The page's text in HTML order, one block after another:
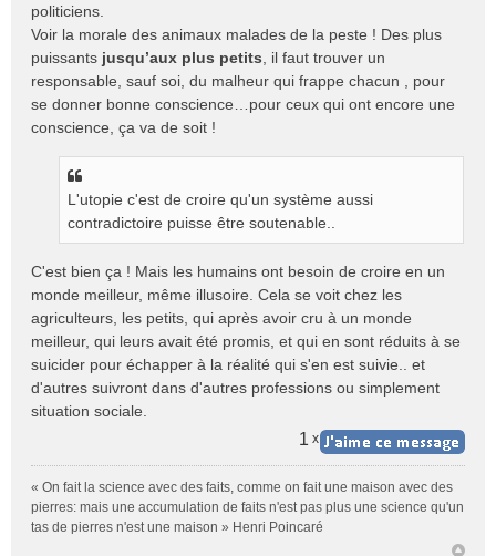
politiciens.
Voir la morale des animaux malades de la peste ! Des plus
puissants jusqu’aux plus petits , il faut trouver un
responsable, sauf soi, du malheur qui frappe chacun , pour
se donner bonne conscience…pour ceux qui ont encore une
conscience, ça va de soit !
L'utopie c'est de croire qu'un système aussi
contradictoire puisse être soutenable..
C'est bien ça ! Mais les humains ont besoin de croire en un
monde meilleur, même illusoire. Cela se voit chez les
agriculteurs, les petits, qui après avoir cru à un monde
meilleur, qui leurs avait été promis, et qui en sont réduits à se
suicider pour échapper à la réalité qui s'en est suivie.. et
d'autres suivront dans d'autres professions ou simplement
situation sociale.
1 x
« On fait la science avec des faits, comme on fait une maison avec des
pierres: mais une accumulation de faits n'est pas plus une science qu'un
tas de pierres n'est une maison » Henri Poincaré